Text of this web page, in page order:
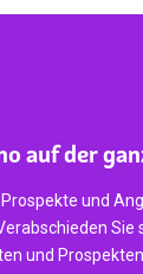
auf der
und
Sie
und